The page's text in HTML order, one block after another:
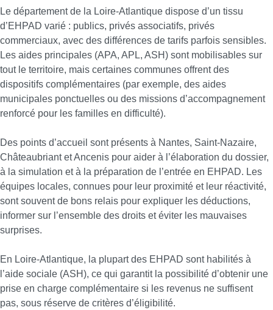
Le département de la Loire-Atlantique dispose d’un tissu
d’EHPAD varié : publics, privés associatifs, privés
commerciaux, avec des différences de tarifs parfois sensibles.
Les aides principales (APA, APL, ASH) sont mobilisables sur
tout le territoire, mais certaines communes offrent des
dispositifs complémentaires (par exemple, des aides
municipales ponctuelles ou des missions d’accompagnement
renforcé pour les familles en difficulté).
Des points d’accueil sont présents à Nantes, Saint-Nazaire,
Châteaubriant et Ancenis pour aider à l’élaboration du dossier,
à la simulation et à la préparation de l’entrée en EHPAD. Les
équipes locales, connues pour leur proximité et leur réactivité,
sont souvent de bons relais pour expliquer les déductions,
informer sur l’ensemble des droits et éviter les mauvaises
surprises.
En Loire-Atlantique, la plupart des EHPAD sont habilités à
l’aide sociale (ASH), ce qui garantit la possibilité d’obtenir une
prise en charge complémentaire si les revenus ne suffisent
pas, sous réserve de critères d’éligibilité.